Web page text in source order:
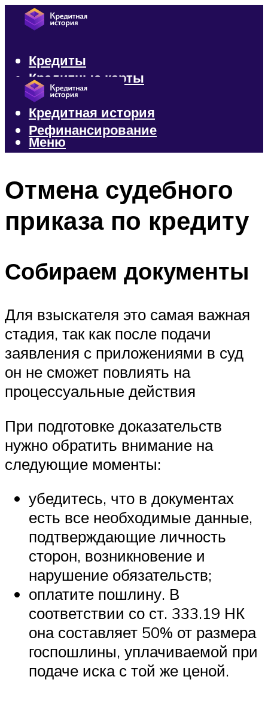
Кредиты
Кредитные карты
Микрозаймы
Кредитная история
Рефинансирование
Меню
Отмена судебного
приказа по кредиту
Собираем документы
Для взыскателя это самая важная
стадия, так как после подачи
заявления с приложениями в суд
он не сможет повлиять на
процессуальные действия
При подготовке доказательств
нужно обратить внимание на
следующие моменты:
убедитесь, что в документах
есть все необходимые данные,
подтверждающие личность
сторон, возникновение и
нарушение обязательств;
оплатите пошлину. В
соответствии со ст. 333.19 НК
она составляет 50% от размера
госпошлины, уплачиваемой при
подаче иска с той же ценой.